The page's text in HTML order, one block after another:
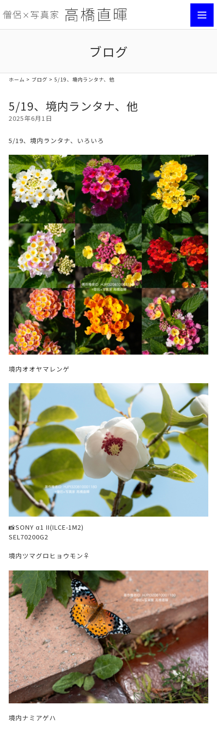
ブログ
ホーム > ブログ > 5/19、境内ランタナ、他
5/19、境内ランタナ、他
2025年6月1日
5/19、境内ランタナ、いろいろ
境内オオヤマレンゲ
📸SONY α1 II(ILCE-1M2)
SEL70200G2
境内ツマグロヒョウモン♀
境内ナミアゲハ